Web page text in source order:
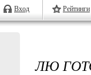
Вход Рейтинги
ЛЮ